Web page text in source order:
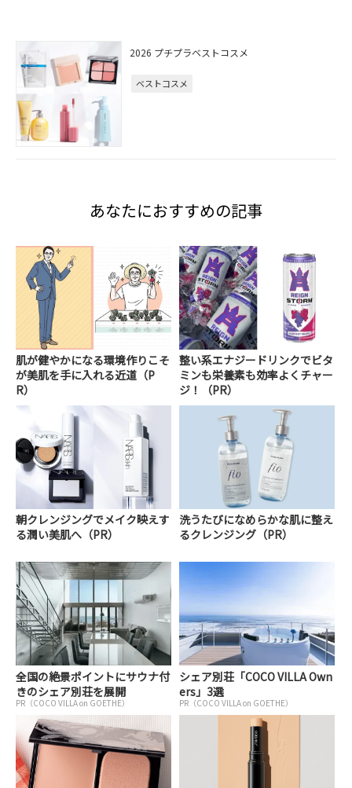
2026 プチプラベストコスメ
ベストコスメ
あなたにおすすめの記事
肌が健やかになる環境作りこそ
が美肌を手に入れる近道（P
R）
整い系エナジードリンクでビタ
ミンも栄養素も効率よくチャー
ジ！（PR）
朝クレンジングでメイク映えす
る潤い美肌へ（PR）
洗うたびになめらかな肌に整え
るクレンジング（PR）
全国の絶景ポイントにサウナ付
きのシェア別荘を展開
PR（COCO VILLA on GOETHE）
シェア別荘「COCO VILLA Own
ers」3選
PR（COCO VILLA on GOETHE）